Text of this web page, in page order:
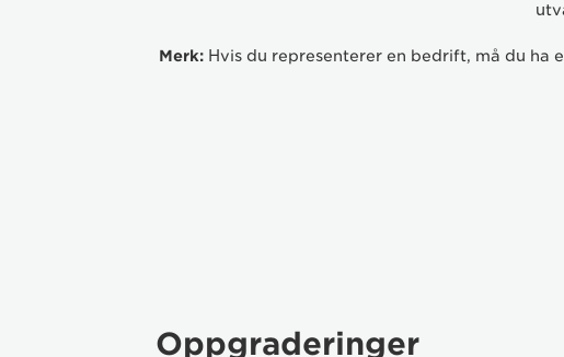
WI-FI OG KONFIGURASJON AV
Merk: Hvis du representerer en bedrift, må du ha
Oppgraderinger